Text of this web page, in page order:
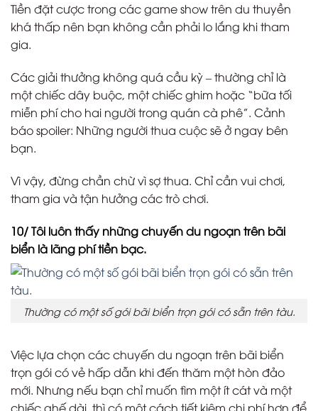
Tiền đặt cược trong các game show trên du thuyền
khá thấp nên bạn không cần phải lo lắng khi tham
gia.
Các giải thưởng không quá cầu kỳ – thường chỉ là
một chiếc dây buộc, một chiếc ghim hoặc “bữa tối
miễn phí cho hai người trong quán cà phê”. Cảnh
báo spoiler: Những người thua cuộc sẽ ở ngay bên
bạn.
Vì vậy, đừng chần chừ vì sợ thua. Chỉ cần vui chơi,
tham gia và tận hưởng các trò chơi.
10/ Tôi luôn thấy những chuyến du ngoạn trên bãi
biển là lãng phí tiền bạc.
Thường có một số gói bãi biển trọn gói có sẵn trên tàu.
Việc lựa chọn các chuyến du ngoạn trên bãi biển
trọn gói có vẻ hấp dẫn khi đến thăm một hòn đảo
mới. Nhưng nếu bạn chỉ muốn tìm một ít cát và một
chiếc ghế dài, thì có một cách tiết kiệm chi phí hơn để